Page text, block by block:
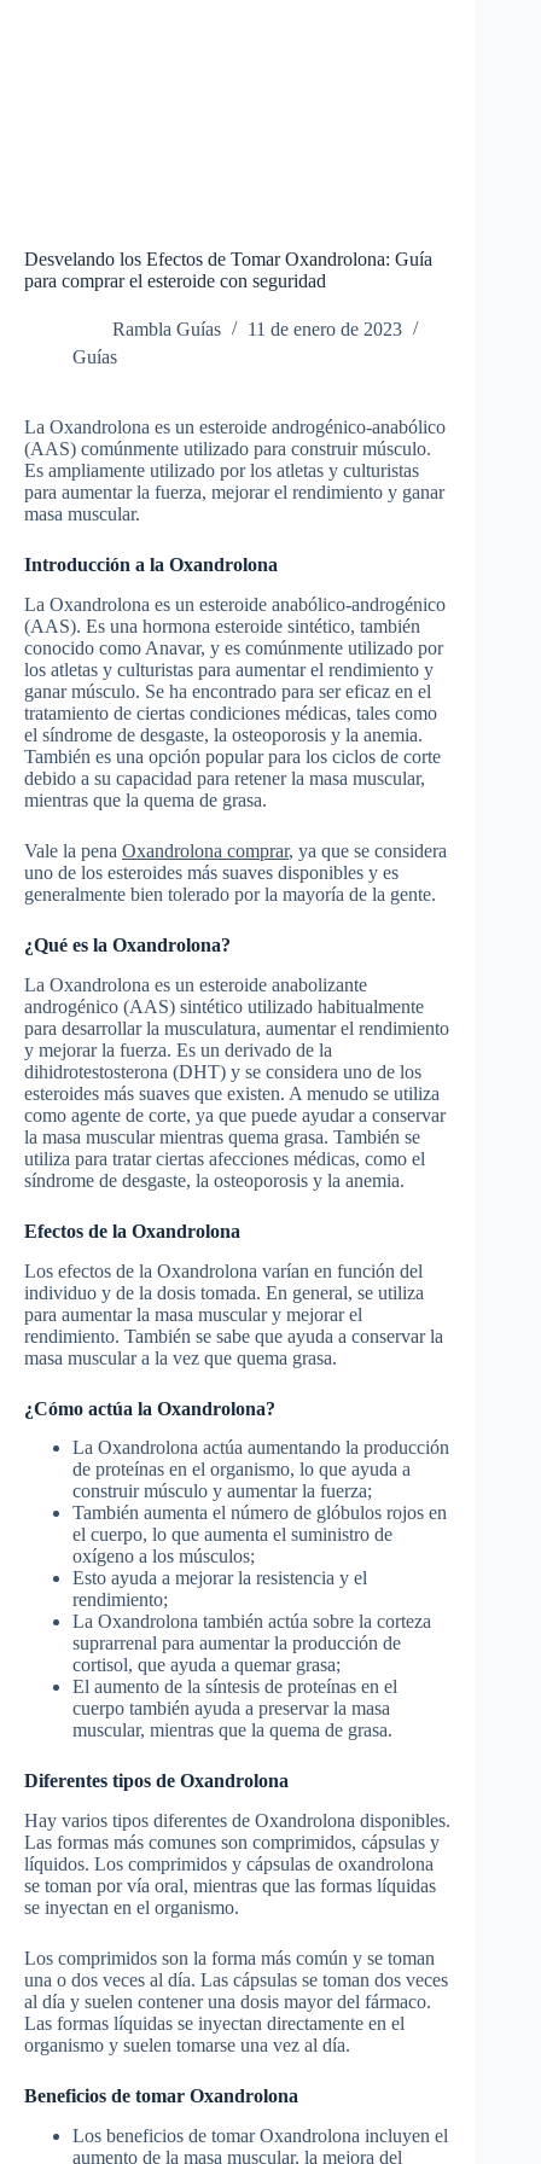
Desvelando los Efectos de Tomar Oxandrolona: Guía
para comprar el esteroide con seguridad
Rambla Guías
11 de enero de 2023
Guías
La Oxandrolona es un esteroide androgénico-anabólico
(AAS) comúnmente utilizado para construir músculo.
Es ampliamente utilizado por los atletas y culturistas
para aumentar la fuerza, mejorar el rendimiento y ganar
masa muscular.
Introducción a la Oxandrolona
La Oxandrolona es un esteroide anabólico-androgénico
(AAS). Es una hormona esteroide sintético, también
conocido como Anavar, y es comúnmente utilizado por
los atletas y culturistas para aumentar el rendimiento y
ganar músculo. Se ha encontrado para ser eficaz en el
tratamiento de ciertas condiciones médicas, tales como
el síndrome de desgaste, la osteoporosis y la anemia.
También es una opción popular para los ciclos de corte
debido a su capacidad para retener la masa muscular,
mientras que la quema de grasa.
Vale la pena Oxandrolona comprar, ya que se considera
uno de los esteroides más suaves disponibles y es
generalmente bien tolerado por la mayoría de la gente.
¿Qué es la Oxandrolona?
La Oxandrolona es un esteroide anabolizante
androgénico (AAS) sintético utilizado habitualmente
para desarrollar la musculatura, aumentar el rendimiento
y mejorar la fuerza. Es un derivado de la
dihidrotestosterona (DHT) y se considera uno de los
esteroides más suaves que existen. A menudo se utiliza
como agente de corte, ya que puede ayudar a conservar
la masa muscular mientras quema grasa. También se
utiliza para tratar ciertas afecciones médicas, como el
síndrome de desgaste, la osteoporosis y la anemia.
Efectos de la Oxandrolona
Los efectos de la Oxandrolona varían en función del
individuo y de la dosis tomada. En general, se utiliza
para aumentar la masa muscular y mejorar el
rendimiento. También se sabe que ayuda a conservar la
masa muscular a la vez que quema grasa.
¿Cómo actúa la Oxandrolona?
La Oxandrolona actúa aumentando la producción
de proteínas en el organismo, lo que ayuda a
construir músculo y aumentar la fuerza;
También aumenta el número de glóbulos rojos en
el cuerpo, lo que aumenta el suministro de
oxígeno a los músculos;
Esto ayuda a mejorar la resistencia y el
rendimiento;
La Oxandrolona también actúa sobre la corteza
suprarrenal para aumentar la producción de
cortisol, que ayuda a quemar grasa;
El aumento de la síntesis de proteínas en el
cuerpo también ayuda a preservar la masa
muscular, mientras que la quema de grasa.
Diferentes tipos de Oxandrolona
Hay varios tipos diferentes de Oxandrolona disponibles.
Las formas más comunes son comprimidos, cápsulas y
líquidos. Los comprimidos y cápsulas de oxandrolona
se toman por vía oral, mientras que las formas líquidas
se inyectan en el organismo.
Los comprimidos son la forma más común y se toman
una o dos veces al día. Las cápsulas se toman dos veces
al día y suelen contener una dosis mayor del fármaco.
Las formas líquidas se inyectan directamente en el
organismo y suelen tomarse una vez al día.
Beneficios de tomar Oxandrolona
Los beneficios de tomar Oxandrolona incluyen el
aumento de la masa muscular, la mejora del